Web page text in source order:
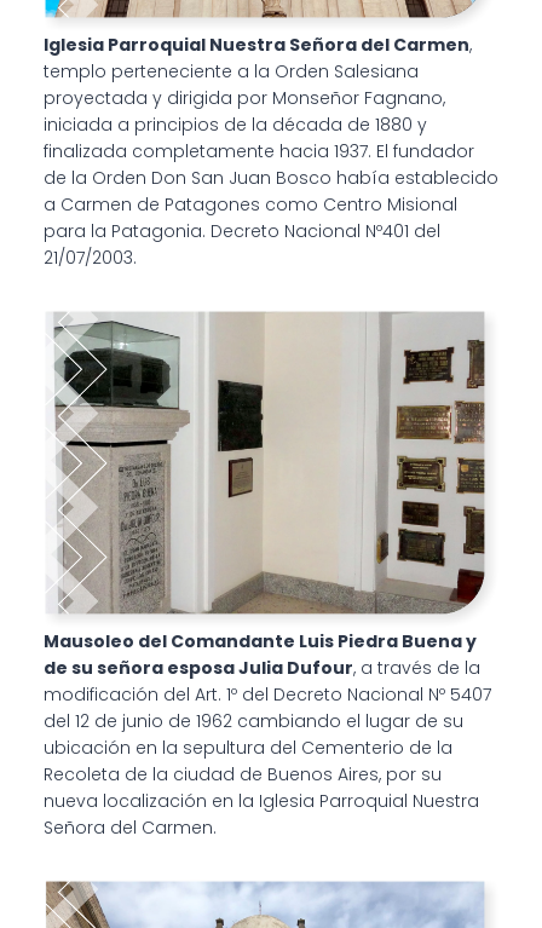
Iglesia Parroquial Nuestra Señora del Carmen,
templo perteneciente a la Orden Salesiana
proyectada y dirigida por Monseñor Fagnano,
iniciada a principios de la década de 1880 y
finalizada completamente hacia 1937. El fundador
de la Orden Don San Juan Bosco había establecido
a Carmen de Patagones como Centro Misional
para la Patagonia. Decreto Nacional Nº401 del
21/07/2003.
Mausoleo del Comandante Luis Piedra Buena y
de su señora esposa Julia Dufour, a través de la
modificación del Art. 1º del Decreto Nacional Nº 5407
del 12 de junio de 1962 cambiando el lugar de su
ubicación en la sepultura del Cementerio de la
Recoleta de la ciudad de Buenos Aires, por su
nueva localización en la Iglesia Parroquial Nuestra
Señora del Carmen.